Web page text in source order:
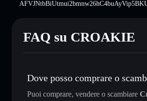
FAQ su CROAKIE
Dove posso comprare o
Puoi comprare, vendere o scambiare